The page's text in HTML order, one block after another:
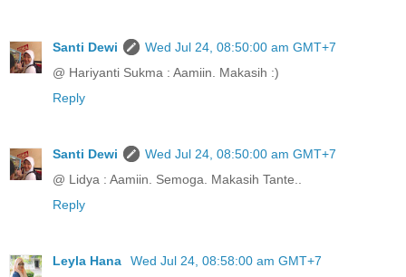
Santi Dewi
Wed Jul 24, 08:50:00 am GMT+7
@ Hariyanti Sukma : Aamiin. Makasih :)
Reply
Santi Dewi
Wed Jul 24, 08:50:00 am GMT+7
@ Lidya : Aamiin. Semoga. Makasih Tante..
Reply
Leyla Hana
Wed Jul 24, 08:58:00 am GMT+7